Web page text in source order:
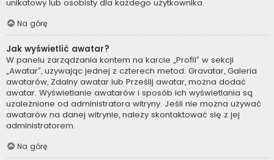
unikatowy lub osobisty dla każdego użytkownika.
Na górę
Jak wyświetlić awatar?
W panelu zarządzania kontem na karcie „Profil” w sekcji
„Awatar”, używając jednej z czterech metod: Gravatar, Galeria
awatarów, Zdalny awatar lub Prześlij awatar, można dodać
awatar. Wyświetlanie awatarów i sposób ich wyświetlania są
uzależnione od administratora witryny. Jeśli nie można używać
awatarów na danej witrynie, należy skontaktować się z jej
administratorem.
Na górę